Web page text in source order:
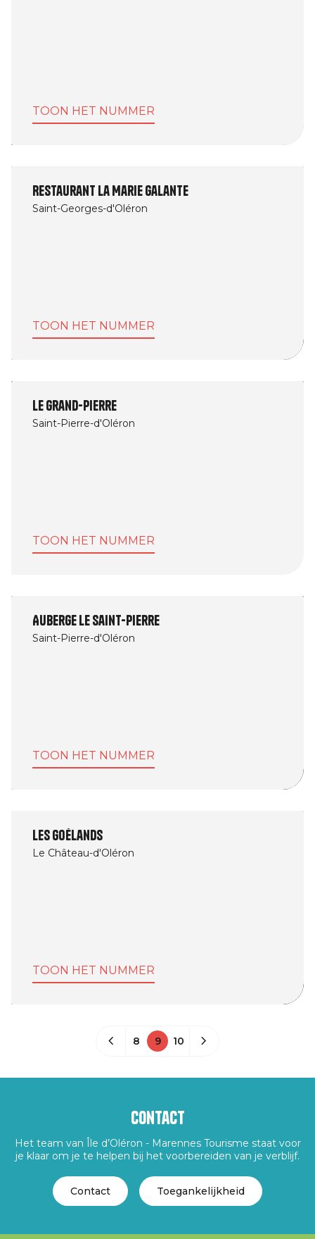
TOON HET NUMMER
Restaurant La Marie Galante
Saint-Georges-d'Oléron
TOON HET NUMMER
Le Grand-Pierre
Saint-Pierre-d'Oléron
TOON HET NUMMER
Auberge Le Saint-Pierre
Saint-Pierre-d'Oléron
TOON HET NUMMER
Les Goélands
Le Château-d'Oléron
TOON HET NUMMER
8 9 10
Contact
Het team van Île d’Oléron - Marennes Tourisme staat voor
je klaar om je te helpen bij het voorbereiden van je verblijf.
Contact Toegankelijkheid